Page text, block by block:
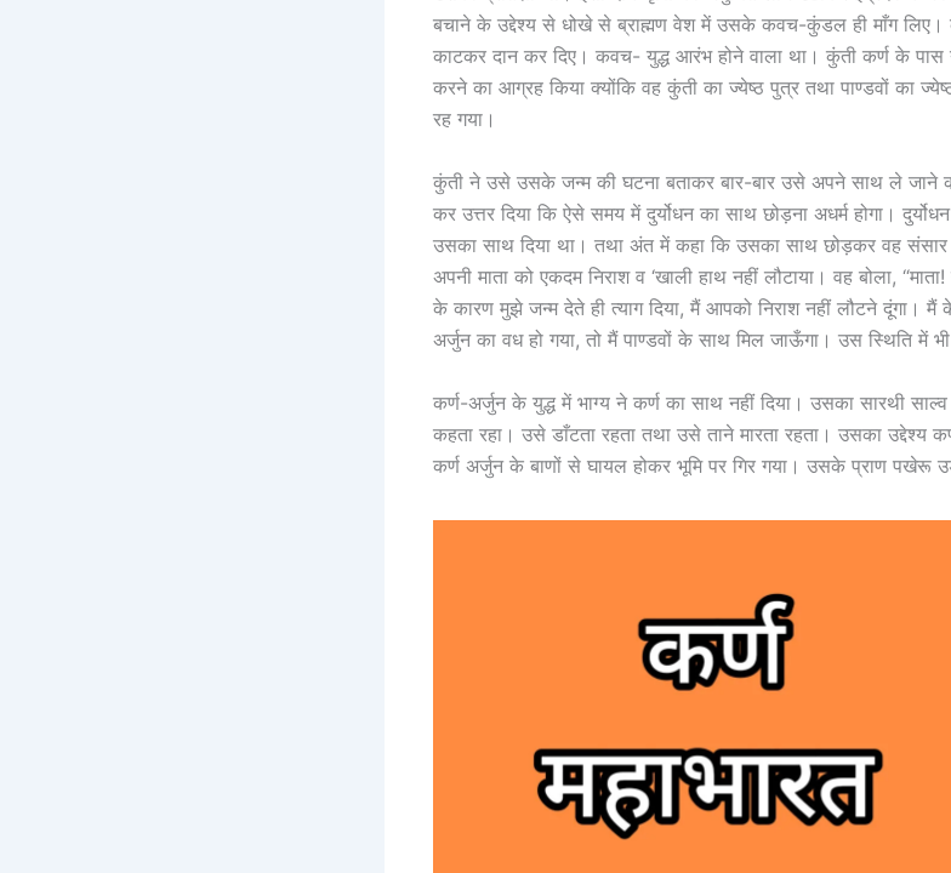
बचाने के उद्देश्य से धोखे से ब्राह्मण वेश में उसके कवच-कुंडल ही माँग
काटकर दान कर दिए। कवच- युद्ध आरंभ होने वाला था। कुंती कर्ण के पास
करने का आग्रह किया क्योंकि वह कुंती का ज्येष्ठ पुत्र तथा पाण्डवों का
रह गया।
कुंती ने उसे उसके जन्म की घटना बताकर बार-बार उसे अपने साथ ले जाने
कर उत्तर दिया कि ऐसे समय में दुर्योधन का साथ छोड़ना अधर्म होगा।
उसका साथ दिया था। तथा अंत में कहा कि उसका साथ छोड़कर वह
अपनी माता को एकदम निराश व ‘खाली हाथ नहीं लौटाया। वह बोला,
के कारण मुझे जन्म देते ही त्याग दिया, मैं आपको निराश नहीं लौटने दूंगा।
अर्जुन का वध हो गया, तो मैं पाण्डवों के साथ मिल जाऊँगा। उस स्थिति में
कर्ण-अर्जुन के युद्ध में भाग्य ने कर्ण का साथ नहीं दिया। उसका सारथी
कहता रहा। उसे डाँटता रहता तथा उसे ताने मारता रहता। उसका उद्देश्य
कर्ण अर्जुन के बाणों से घायल होकर भूमि पर गिर गया। उसके प्राण पखेरू